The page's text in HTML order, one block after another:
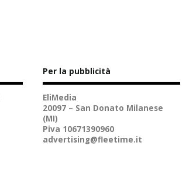
Per la pubblicità
EliMedia
20097 – San Donato Milanese
(MI)
Piva 10671390960
advertising@fleetime.it